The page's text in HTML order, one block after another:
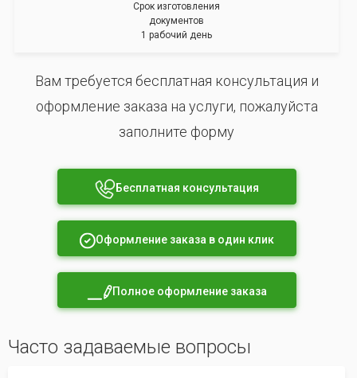
Срок изготовления
документов
1 рабочий день
Вам требуется бесплатная консультация и
оформление заказа на услуги, пожалуйста
заполните форму
Бесплатная консультация
Оформление заказа в один клик
Полное оформление заказа
Часто задаваемые вопросы